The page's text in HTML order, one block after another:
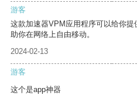
游客
这款加速器VPM应用程序可以给你
助你在网络上自由移动。
2024-02-13
游客
这个是app神器